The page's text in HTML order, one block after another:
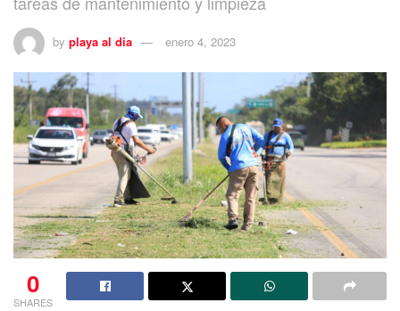
by playa al dia enero 4, 2023
0
SHARES